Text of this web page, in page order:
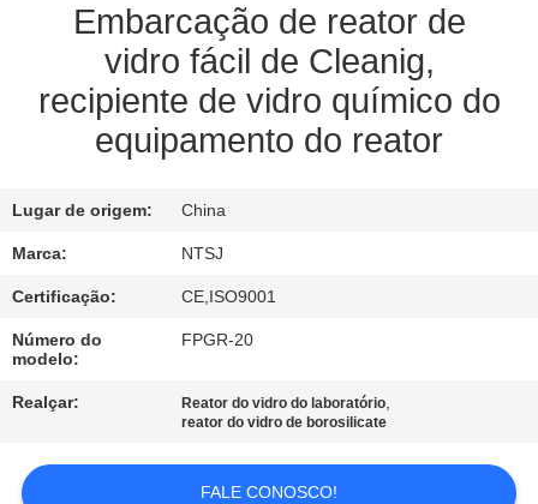
CONTATO
CONOSCO
DO
SITE
PRIVACY
POLICY
Embarcação de reator de
vidro fácil de Cleanig,
recipiente de vidro químico do
equipamento do reator
Lugar de origem: China
Marca: NTSJ
Certificação: CE,ISO9001
Número do
modelo:
FPGR-20
Realçar: Reator do vidro do laboratório,
reator do vidro de borosilicate
FALE CONOSCO!